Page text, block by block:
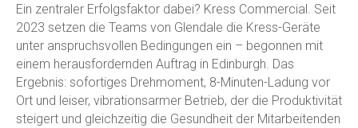
Ein zentraler Erfolgsfaktor dabei? Kress Commercial. Seit
2023 setzen die Teams von Glendale die Kress-Geräte
unter anspruchsvollen Bedingungen ein – begonnen mit
einem herausfordernden Auftrag in Edinburgh. Das
Ergebnis: sofortiges Drehmoment, 8-Minuten-Ladung vor
Ort und leiser, vibrationsarmer Betrieb, der die Produktivität
steigert und gleichzeitig die Gesundheit der Mitarbeitenden